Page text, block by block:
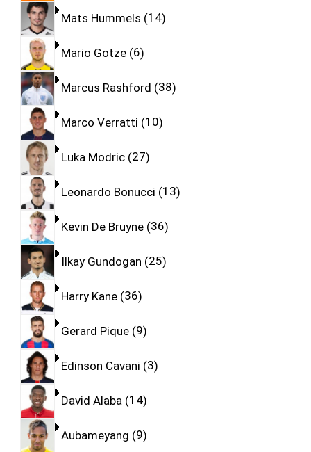
Mats Hummels 14
Mario Gotze 6
Marcus Rashford 38
Marco Verratti 10
Luka Modric 27
Leonardo Bonucci 13
Kevin De Bruyne 36
Ilkay Gundogan 25
Harry Kane 36
Gerard Pique 9
Edinson Cavani 3
David Alaba 14
Aubameyang 9